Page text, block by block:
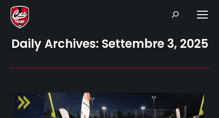
Search:
Daily Archives: Settembre 3, 2025